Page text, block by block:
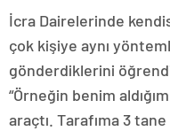
İcra Dairelerinde
çok kişiye aynı
gönderdiklerini
“Örneğin benim
araçtı. Tarafıma 3